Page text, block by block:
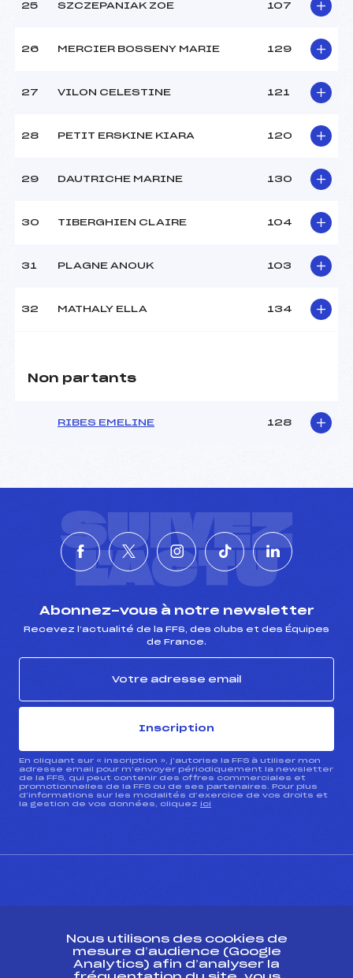
25 SZCZEPANIAK ZOE 107
26 MERCIER BOSSENY MARIE 129
27 VILON CELESTINE 121
28 PETIT ERSKINE KIARA 120
29 DAUTRICHE MARINE 130
30 TIBERGHIEN CLAIRE 104
31 PLAGNE ANOUK 103
32 MATHALY ELLA 134
Non partants
RIBES EMELINE 128
SUIVEZ
L'ACTU
Abonnez-vous à notre newsletter
Recevez l’actualité de la FFS, des clubs et des Équipes
de France.
Inscription
En cliquant sur « inscription », j’autorise la FFS à utiliser mon
adresse email pour m’envoyer périodiquement la newsletter
de la FFS, qui peut contenir des offres commerciales et
promotionnelles de la FFS ou de ses partenaires. Pour plus
d’informations sur les modalités d’exercice de vos droits et
la gestion de vos données, cliquez ici
Nous utilisons des cookies de
mesure d’audience (Google
Analytics) afin d’analyser la